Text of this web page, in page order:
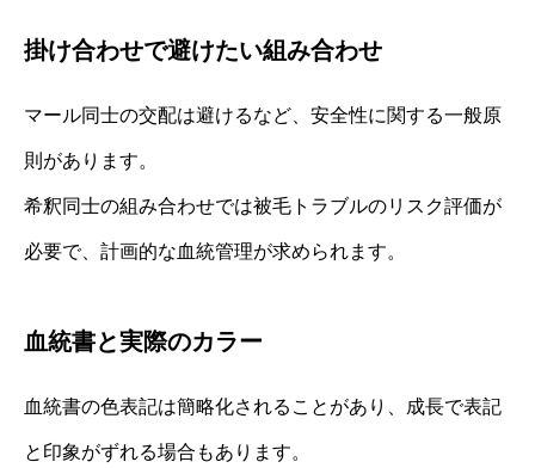
掛け合わせで避けたい組み合わせ
マール同士の交配は避けるなど、安全性に関する一般原
則があります。
希釈同士の組み合わせでは被毛トラブルのリスク評価が
必要で、計画的な血統管理が求められます。
血統書と実際のカラー
血統書の色表記は簡略化されることがあり、成長で表記
と印象がずれる場合もあります。